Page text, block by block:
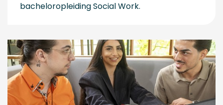
bacheloropleiding Social Work.